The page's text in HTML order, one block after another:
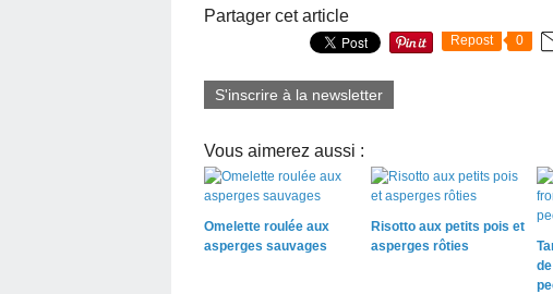
Partager cet article
Repost 0
S'inscrire à la newsletter
Vous aimerez aussi :
Omelette roulée aux
asperges sauvages
Risotto aux petits pois et
asperges rôties